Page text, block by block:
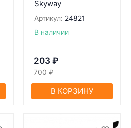
Skyway
Артикул: 24821
В наличии
203 ₽
700 ₽
В КОРЗИНУ